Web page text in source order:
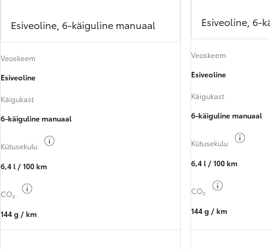
Esiveoline, 6-käiguline manuaal
Veoskeem
Esiveoline
Käigukast
6-käiguline manuaal
Kütusekulu
6,4 l / 100 km
CO₂
144 g / km
Esiveoline, 6-
Veoskeem
Esiveoline
Käigukast
6-käiguline manuaal
Kütusekulu
6,4 l / 100 km
CO₂
144 g / km